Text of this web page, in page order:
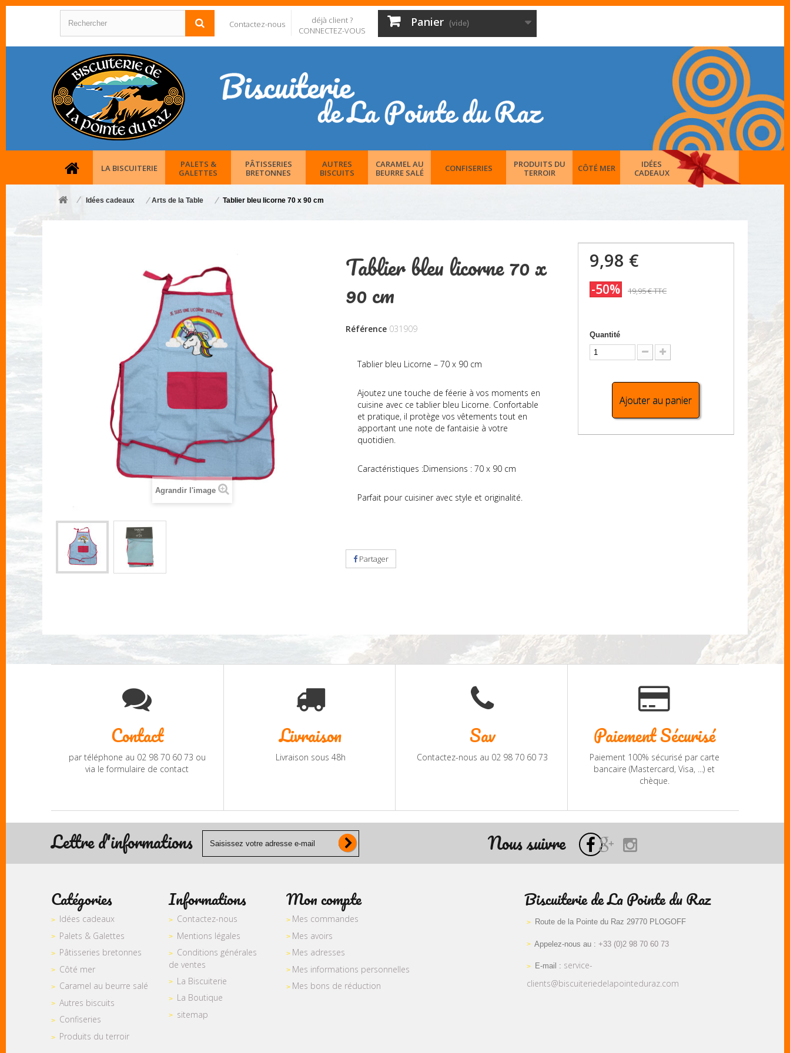
Contactez-nous
déjà client ?
CONNECTEZ-VOUS
Panier (vide)
LA BISCUITERIE
PALETS &
GALETTES
PÂTISSERIES
BRETONNES
AUTRES
BISCUITS
CARAMEL AU
BEURRE SALÉ
CONFISERIES
PRODUITS DU
TERROIR
CÔTÉ MER
IDÉES
CADEAUX
Idées cadeaux Arts de la Table Tablier bleu licorne 70 x 90 cm
Agrandir l'image
Tablier bleu licorne 70 x
90 cm
Référence 031909
Tablier bleu Licorne – 70 x 90 cm
Ajoutez une touche de féerie à vos moments en
cuisine avec ce tablier bleu Licorne. Confortable
et pratique, il protège vos vêtements tout en
apportant une note de fantaisie à votre
quotidien.
Caractéristiques :Dimensions : 70 x 90 cm
Parfait pour cuisiner avec style et originalité.
Partager
9,98 €
-50% 19,95 €TTC
Quantité
Ajouter au panier
Contact
par téléphone au 02 98 70 60 73 ou
via le formulaire de contact
Livraison
Livraison sous 48h
Sav
Contactez-nous au 02 98 70 60 73
Paiement Sécurisé
Paiement 100% sécurisé par carte
bancaire (Mastercard, Visa, ...) et
chèque.
Lettre d'informations Nous suivre
Catégories
Idées cadeaux
Palets & Galettes
Pâtisseries bretonnes
Côté mer
Caramel au beurre salé
Autres biscuits
Confiseries
Produits du terroir
Informations
Contactez-nous
Mentions légales
Conditions générales
de ventes
La Biscuiterie
La Boutique
sitemap
Mon compte
Mes commandes
Mes avoirs
Mes adresses
Mes informations personnelles
Mes bons de réduction
Biscuiterie de La Pointe du Raz
Route de la Pointe du Raz 29770 PLOGOFF
Appelez-nous au : +33 (0)2 98 70 60 73
E-mail : service-
clients@biscuiteriedelapointeduraz.com